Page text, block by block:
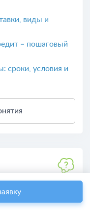
виды и
– пошаговый
сроки, условия и